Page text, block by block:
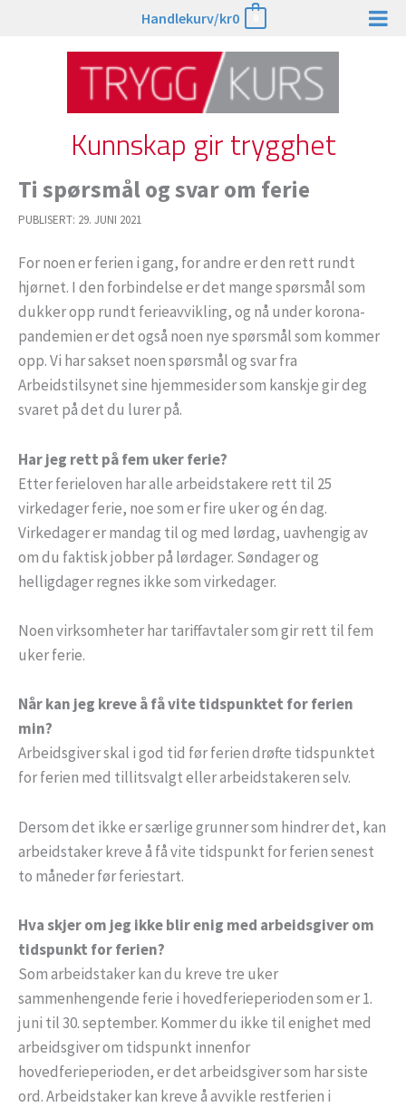
Handlekurv/kr0
Kunnskap gir trygghet
Ti spørsmål og svar om ferie
PUBLISERT: 29. JUNI 2021
For noen er ferien i gang, for andre er den rett rundt
hjørnet. I den forbindelse er det mange spørsmål som
dukker opp rundt ferieavvikling, og nå under korona-
pandemien er det også noen nye spørsmål som kommer
opp. Vi har sakset noen spørsmål og svar fra
Arbeidstilsynet sine hjemmesider som kanskje gir deg
svaret på det du lurer på.
Har jeg rett på fem uker ferie?
Etter ferieloven har alle arbeidstakere rett til 25
virkedager ferie, noe som er fire uker og én dag.
Virkedager er mandag til og med lørdag, uavhengig av
om du faktisk jobber på lørdager. Søndager og
helligdager regnes ikke som virkedager.
Noen virksomheter har tariffavtaler som gir rett til fem
uker ferie.
Når kan jeg kreve å få vite tidspunktet for ferien
min?
Arbeidsgiver skal i god tid før ferien drøfte tidspunktet
for ferien med tillitsvalgt eller arbeidstakeren selv.
Dersom det ikke er særlige grunner som hindrer det, kan
arbeidstaker kreve å få vite tidspunkt for ferien senest
to måneder før feriestart.
Hva skjer om jeg ikke blir enig med arbeidsgiver om
tidspunkt for ferien?
Som arbeidstaker kan du kreve tre uker
sammenhengende ferie i hovedferieperioden som er 1.
juni til 30. september. Kommer du ikke til enighet med
arbeidsgiver om tidspunkt innenfor
hovedferieperioden, er det arbeidsgiver som har siste
ord. Arbeidstaker kan kreve å avvikle restferien i